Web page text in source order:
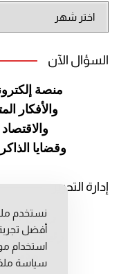
الموقع
السؤال الآن
منصة
والأفكار
وقضايا
إدارة التحرير
رئيس
رئيس
نستخدم
أفضل
استخدام
سياسة